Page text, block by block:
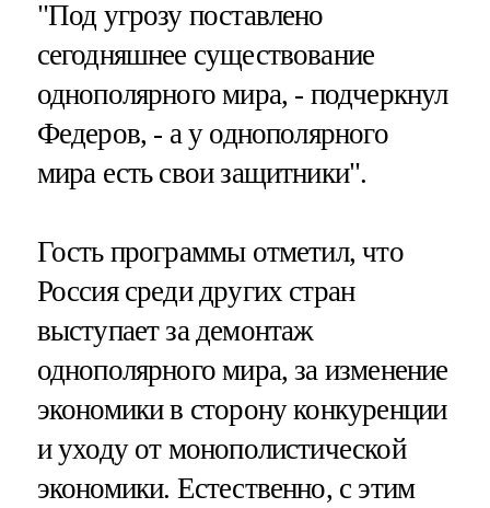
"Под угрозу поставлено
сегодняшнее существование
однополярного мира, - подчеркнул
Федеров, - а у однополярного
мира есть свои защитники".
Гость программы отметил, что
Россия среди других стран
выступает за демонтаж
однополярного мира, за изменение
экономики в сторону конкуренции
и уходу от монополистической
экономики. Естественно, с этим